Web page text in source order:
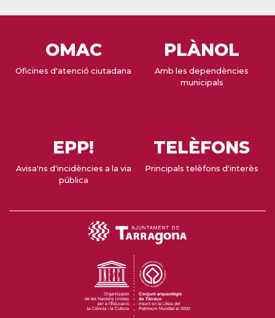
OMAC
Oficines d'atenció ciutadana
PLÀNOL
Amb les dependències
municipals
EPP!
Avisa'ns d'incidències a la via
pública
TELÈFONS
Principals telèfons d'interès